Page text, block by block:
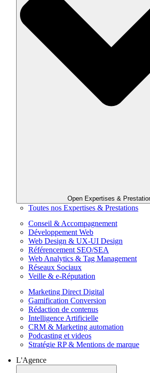
Open Expertises &
Toutes nos Expertises & Prestations
Conseil & Accompagnement
Développement Web
Web Design & UX-UI Design
Référencement SEO/SEA
Web Analytics & Tag Management
Réseaux Sociaux
Veille & e-Réputation
Marketing Direct Digital
Gamification Conversion
Rédaction de contenus
Intelligence Artificielle
CRM & Marketing automation
Podcasting et videos
Stratégie RP & Mentions de marque
L'Agence